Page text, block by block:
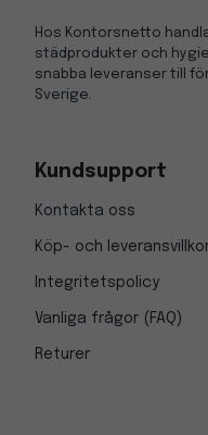
Hos Kontorsnetto
städprodukter och
snabba leveranser till
Sverige.
Kundsupport
Kontakta oss
Köp- och
Integritetspolicy
Vanliga frågor (FAQ)
Returer